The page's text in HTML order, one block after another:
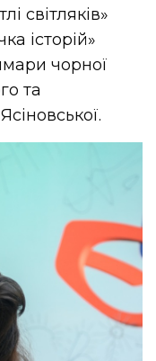
світляків»
історій»
чорної
та